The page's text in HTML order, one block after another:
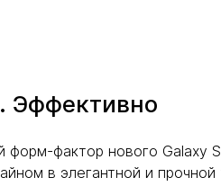
Эффективно
форм-фактор нового Galaxy
в элегантной и